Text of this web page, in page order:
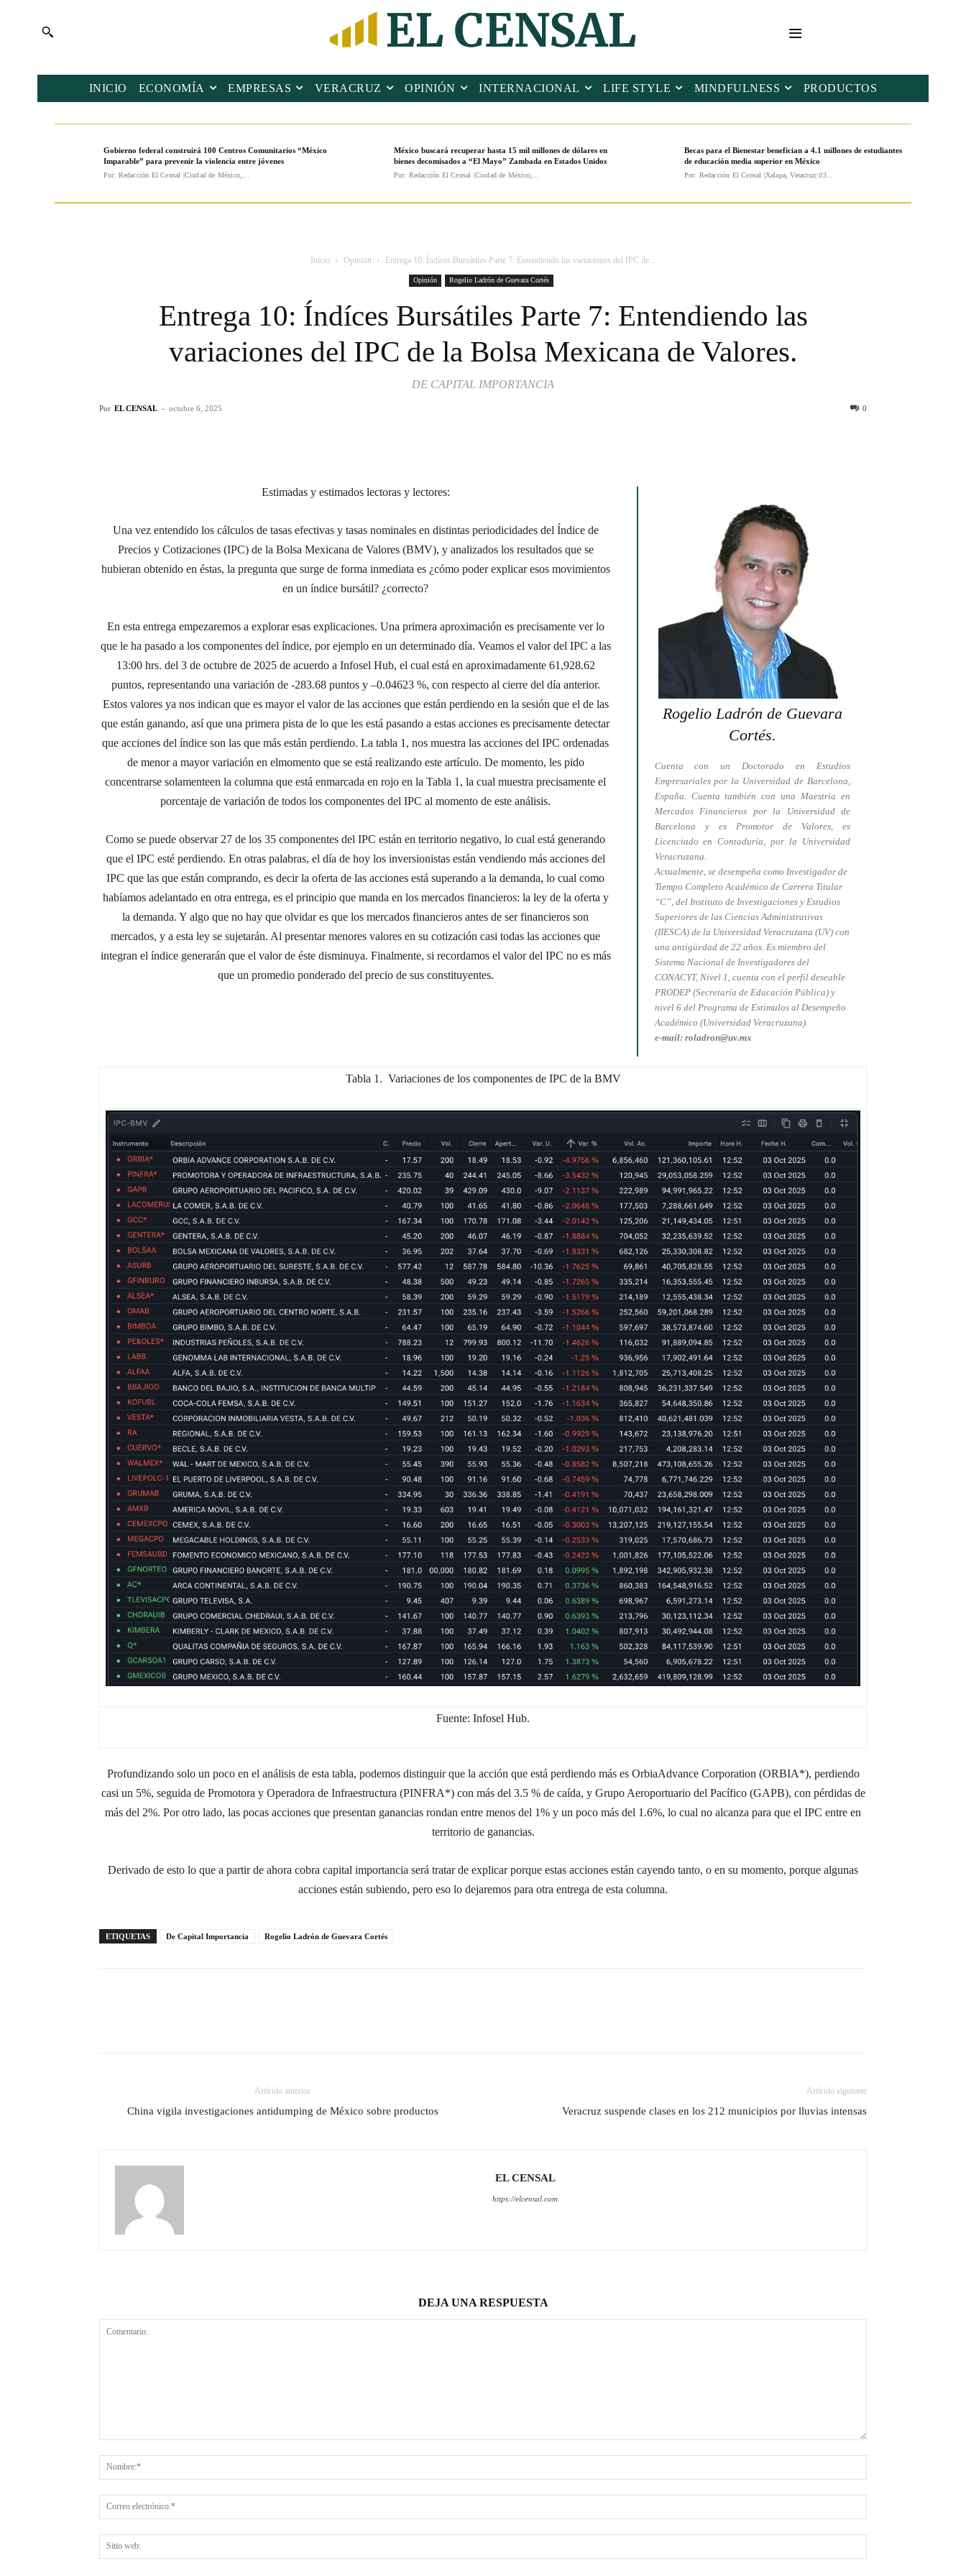
INICIO ECONOMÍA EMPRESAS VERACRUZ OPINIÓN INTERNACIONAL LIFE STYLE MINDFULNESS PRODUCTOS
Gobierno federal construirá 100 Centros Comunitarios “México
Imparable” para prevenir la violencia entre jóvenes
Por: Redacción El Censal |Ciudad de México,...
México buscará recuperar hasta 15 mil millones de dólares en
bienes decomisados a “El Mayo” Zambada en Estados Unidos
Por: Redacción El Censal |Ciudad de México,...
Becas para el Bienestar benefician a 4.1 millones de estudiantes
de educación media superior en México
Por: Redacción El Censal |Xalapa, Veracruz| 03...
Inicio Opinión Entrega 10: Índíces Bursátiles Parte 7: Entendiendo las variaciones del IPC de...
Opinión Rogelio Ladrón de Guevara Cortés
Entrega 10: Índíces Bursátiles Parte 7: Entendiendo las
variaciones del IPC de la Bolsa Mexicana de Valores.
DE CAPITAL IMPORTANCIA
Por EL CENSAL - octubre 6, 2025 0
Rogelio Ladrón de Guevara
Cortés.
Cuenta con un Doctorado en Estudios
Empresariales por la Universidad de Barcelona,
España. Cuenta también con una Maestría en
Mercados Financieros por la Universidad de
Barcelona y es Promotor de Valores, es
Licenciado en Contaduría, por la Universidad
Veracruzana.
Actualmente, se desempeña como Investigador de
Tiempo Completo Académico de Carrera Titular
“C”, del Instituto de Investigaciones y Estudios
Superiores de las Ciencias Administrativas
(IIESCA) de la Universidad Veracruzana (UV) con
una antigüedad de 22 años. Es miembro del
Sistema Nacional de Investigadores del
CONACYT, Nivel 1, cuenta con el perfil deseable
PRODEP (Secretaría de Educación Pública) y
nivel 6 del Programa de Estimulos al Desempeño
Académico (Universidad Veracruzana).
e-mail: roladron@uv.mx
Estimadas y estimados lectorasy lectores:
Una vez entendido los cálculos de tasas efectivas y tasas nominales en distintas periodicidades del Índice de
Precios y Cotizaciones (IPC) de la Bolsa Mexicana de Valores (BMV), y analizados los resultados que se
hubieran obtenido en éstas, la pregunta que surge de forma inmediata es ¿cómo poder explicar esos movimientos
en un índice bursátil? ¿correcto?
En esta entrega empezaremos a explorar esas explicaciones. Una primera aproximación es precisamente ver lo
que le ha pasado a los componentes del índice, por ejemplo en un determinado día. Veamos el valor del IPC a las
13:00 hrs. del 3 de octubre de 2025 de acuerdo a Infosel Hub, el cual está en aproximadamente 61,928.62
puntos, representando una variación de -283.68 puntosy –0.04623 %, con respecto al cierre del día anterior.
Estos valores ya nos indican que es mayor el valor de las acciones que están perdiendo en la sesión que el de las
que están ganando, así que una primera pista de lo que les está pasando a estas acciones es precisamente detectar
que acciones del índice son las que más están perdiendo. La tabla 1, nos muestra las acciones del IPC ordenadas
de menor a mayor variación en elmomento que se está realizando este artículo. De momento, les pido
concentrarse solamenteen la columna que está enmarcada en rojo en la Tabla 1, la cual muestra precisamente el
porcentaje de variación de todos los componentes del IPC al momento de este análisis.
Como se puede observar 27 de los 35 componentes del IPC están en territorio negativo, lo cual está generando
que el IPC esté perdiendo. En otras palabras, el día de hoy los inversionistas están vendiendo más acciones del
IPC que las que están comprando, es decir la oferta de las acciones está superando a la demanda, lo cual como
habíamos adelantado en otra entrega, es el principio que manda en los mercados financieros: la ley de la oferta y
la demanda. Y algo que no hay que olvidar es que los mercados financieros antes de ser financieros son
mercados, y a esta ley se sujetarán. Al presentar menores valores en su cotización casi todas las acciones que
integran el índice generarán que el valor de éste disminuya. Finalmente, si recordamos el valor del IPC no es más
que un promedio ponderado del precio de sus constituyentes.
Tabla 1. Variaciones de los componentes de IPC de la BMV
Fuente: Infosel Hub.
Profundizando solo un poco en el análisis de esta tabla, podemos distinguir que la acción que está perdiendo más es OrbiaAdvance Corporation (ORBIA*), perdiendo
casi un 5%, seguida de Promotora y Operadora de Infraestructura (PINFRA*) con más del 3.5 % de caída, y Grupo Aeroportuario del Pacífico (GAPB), con pérdidas de
más del 2%. Por otro lado, las pocas acciones que presentan ganancias rondan entre menos del 1% y un poco más del 1.6%, lo cual no alcanza para que el IPC entre en
territorio de ganancias.
Derivado de esto lo que a partir de ahora cobra capital importancia será tratar de explicar porque estas acciones están cayendo tanto, o en su momento, porque algunas
acciones están subiendo, pero eso lo dejaremos para otra entrega de esta columna.
ETIQUETAS De Capital Importancia Rogelio Ladrón de Guevara Cortés
Artículo anterior
China vigila investigaciones antidumping de México sobre productos
Artículo siguiente
Veracruz suspende clases en los 212 municipios por lluvias intensas
EL CENSAL
https://elcensal.com
DEJA UNA RESPUESTA